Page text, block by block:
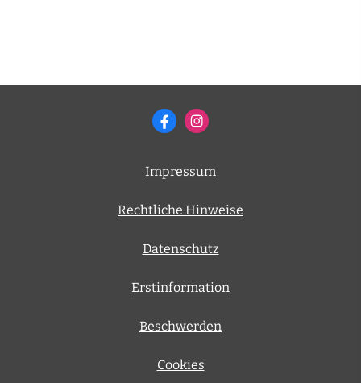
Impressum
Rechtliche Hinweise
Datenschutz
Erstinformation
Beschwerden
Cookies